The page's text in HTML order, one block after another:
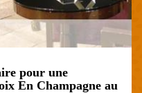
pour une
En Champagne au